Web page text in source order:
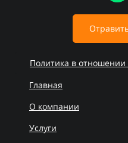
Политика в
Главная
О компании
Услуги